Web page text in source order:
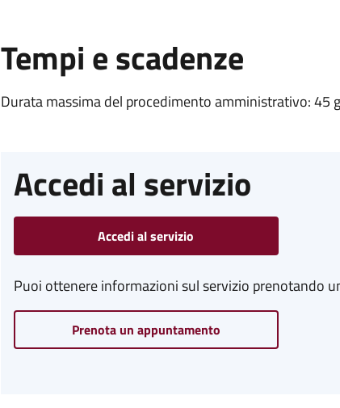
Tempi e scadenze
Durata massima del procedimento amministrativo: 45
Accedi al servizio
Accedi al servizio
Puoi ottenere informazioni sul servizio prenotando
Prenota un appuntamento